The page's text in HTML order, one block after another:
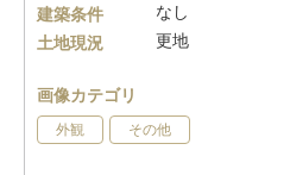
建築条件
なし
土地現況
更地
画像カテゴリ
外観 その他